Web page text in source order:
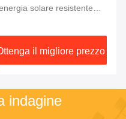
solare resistente
conduttore di rame
il migliore prezzo
indagine